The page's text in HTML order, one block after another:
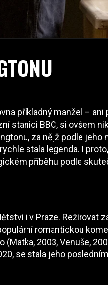
příkladný manžel – ani
stanici BBC, si ovšem
za nějž podle jeho
stala legenda. I
příběhu podle
i v Praze. Režírovat
romantickou
2003, Venuše,
se stala jeho